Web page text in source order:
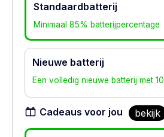
Standaardbatterij
Minimaal 85% batterijpercentage
Nieuwe batterij
Een volledig nieuwe batterij met
Cadeaus voor jou bekijk